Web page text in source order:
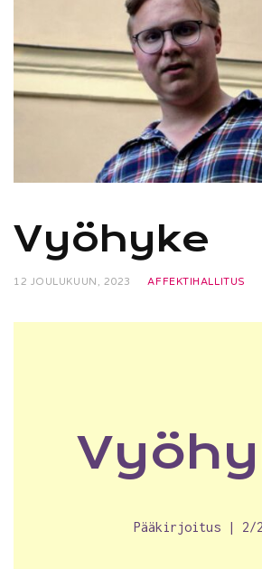
Vyöhyke
12 JOULUKUUN, 2023 AFFEKTIHALLITUS
Pääkirjoitus | 2/